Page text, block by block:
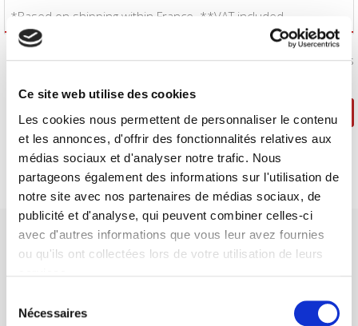
Ce site web utilise des cookies
Les cookies nous permettent de personnaliser le contenu
et les annonces, d'offrir des fonctionnalités relatives aux
médias sociaux et d'analyser notre trafic. Nous
partageons également des informations sur l'utilisation de
notre site avec nos partenaires de médias sociaux, de
publicité et d'analyse, qui peuvent combiner celles-ci
avec d'autres informations que vous leur avez fournies
ou qu'ils ont collectées lors de votre utilisation de leurs
Nécessaires
*Based on shipping within France. **VAT included.
I accept theConditions of Sale: Yes
Continue shopping Proceed to checkout
SCIENCES PO UNIVERSITY PRESS has a threefold role: to publish